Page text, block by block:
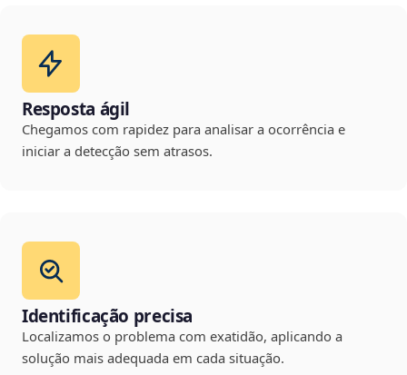
Resposta ágil
Chegamos com rapidez para analisar a ocorrência e
iniciar a detecção sem atrasos.
Identificação precisa
Localizamos o problema com exatidão, aplicando a
solução mais adequada em cada situação.